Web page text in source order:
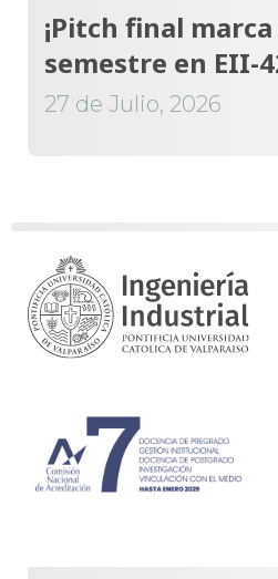
¡Pitch final
semestre en EII-
27 de Julio, 2026